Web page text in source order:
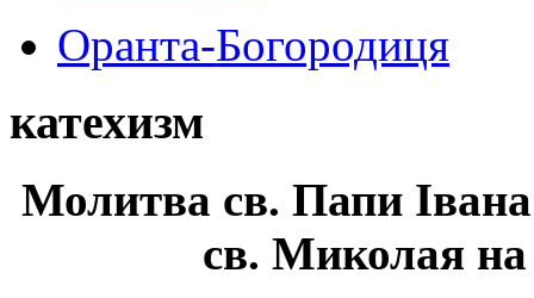
Оранта-Богородиця
катехизм
Молитва св. Папи
св. Миколая на